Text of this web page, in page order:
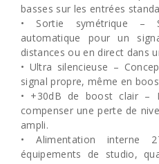
basses sur les entrées
• Sortie symétrique –
automatique pour un
distances ou en direct dans
• Ultra silencieuse –
signal propre, même en
• +30dB de boost clair –
compenser une perte de
ampli.
• Alimentation interne
équipements de studio,